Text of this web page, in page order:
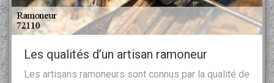
Les qualités d’un artisan ramoneur
Les artisans ramoneurs sont connus par la qualité de